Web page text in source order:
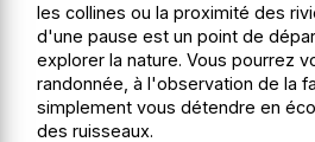
les collines ou la proximité des
d'une pause est un point de
explorer la nature. Vous pourrez
randonnée, à l'observation de la
simplement vous détendre en
des ruisseaux.